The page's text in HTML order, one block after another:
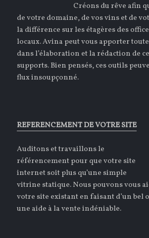
Créons du rêve afin
de votre domaine, de vos vins et de
la différence sur les étagères des
locaux. Avina peut vous apporter
dans l’élaboration et la rédaction de
supports. Bien pensés, ces outils
flux insoupçonné.
REFERENCEMENT DE VOTRE SITE
Auditons et travaillons le
référencement pour que votre site
internet soit plus qu’une simple
vitrine statique. Nous pouvons vous
votre site existant en faisant d’un bel
une aide à la vente indéniable.